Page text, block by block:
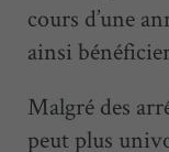
cours d’une
ainsi
Malgré des
peut plus